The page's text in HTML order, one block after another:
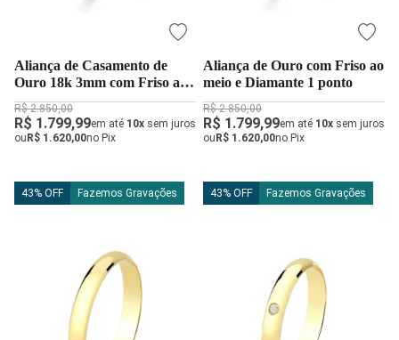
Aliança de Casamento de
Ouro 18k 3mm com Friso ao
Meio
R$ 2.850,00
R$ 1.799,99em até 10x sem juros
ou R$ 1.620,00no Pix
Aliança de Ouro com Friso ao
meio e Diamante 1 ponto
R$ 2.850,00
R$ 1.799,99em até 10x sem juros
ou R$ 1.620,00no Pix
43% OFF Fazemos Gravações 43% OFF Fazemos Gravações